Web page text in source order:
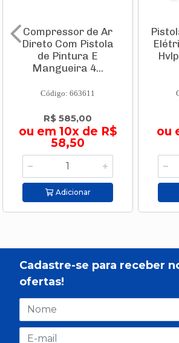
Compressor de Ar
Direto Com Pistola
de Pintura E
Mangueira 4...
Código: 663611
R$ 585,00
ou em 10x de R$
58,50
Adicionar
ou
Cadastre-se para receber
ofertas!